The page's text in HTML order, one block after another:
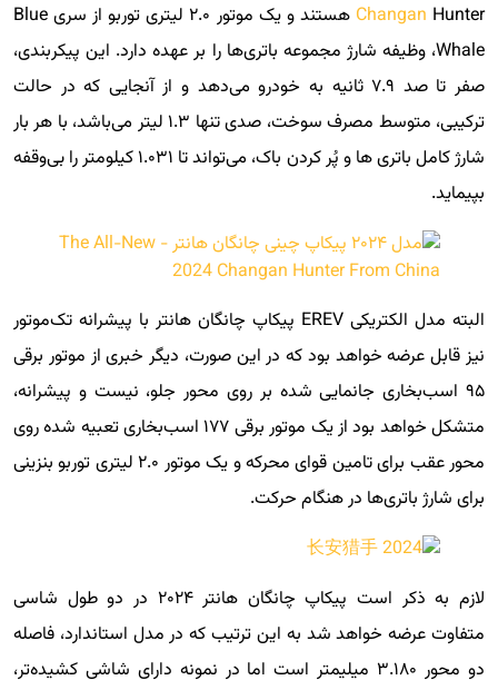
Changan
Hunter هستند و یک موتور ۲.۰ لیتری توربو از سری Blue
Whale، وظیفه شارژ مجموعه باتری‌ها را بر عهده دارد. این پیکربندی،
صفر تا صد ۷.۹ ثانیه به خودرو می‌دهد و از آنجایی که در حالت
ترکیبی، متوسط مصرف سوخت، صدی تنها ۱.۳ لیتر می‌باشد، با هر بار
شارژ کامل باتری ها و پُر کردن باک، می‌تواند تا ۱.۰۳۱ کیلومتر را بی‌وقفه
بپیماید.
البته مدل الکتریکی EREV پیکاپ چانگان هانتر با پیشرانه تک‌موتور
نیز قابل عرضه خواهد بود که در این صورت، دیگر خبری از موتور برقی
۹۵ اسب‌بخاری جانمایی شده بر روی محور جلو، نیست و پیشرانه،
متشکل خواهد بود از یک موتور برقی ۱۷۷ اسب‌بخاری تعبیه شده روی
محور عقب برای تامین قوای محرکه و یک موتور ۲.۰ لیتری توربو بنزینی
برای شارژ باتری‌ها در هنگام حرکت.
لازم به ذکر است پیکاپ چانگان هانتر ۲۰۲۴ در دو طول شاسی
متفاوت عرضه خواهد شد به این ترتیب که در مدل استاندارد، فاصله
دو محور ۳.۱۸۰ میلیمتر است اما در نمونه دارای شاشی کشیده‌تر،